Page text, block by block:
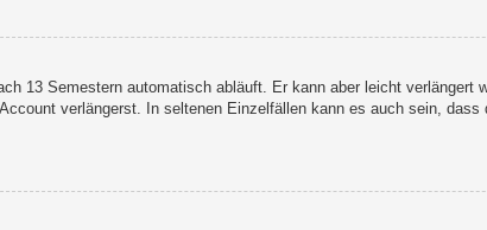
13 Semestern automatisch abläuft. Er kann aber leicht verlängert
verlängerst. In seltenen Einzelfällen kann es auch sein, dass